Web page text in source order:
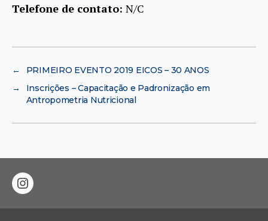
Telefone de contato: N/C
←
PRIMEIRO EVENTO 2019 EICOS – 30 ANOS
→
Inscrições – Capacitação e Padronização em
Antropometria Nutricional
instagram